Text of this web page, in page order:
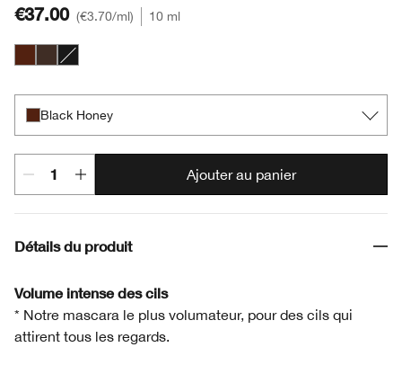
€37.00 €3.70/ml 10 ml
Black Honey
Ajouter au panier
Détails du produit
Volume intense des cils
* Notre mascara le plus volumateur, pour des cils qui
attirent tous les regards.